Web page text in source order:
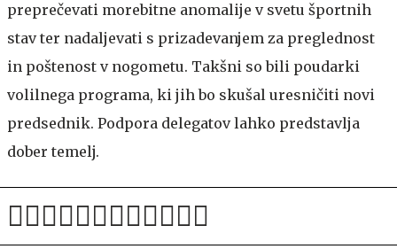
preprečevati morebitne anomalije v svetu športnih
stav ter nadaljevati s prizadevanjem za preglednost
in poštenost v nogometu. Takšni so bili poudarki
volilnega programa, ki jih bo skušal uresničiti novi
predsednik. Podpora delegatov lahko predstavlja
dober temelj.